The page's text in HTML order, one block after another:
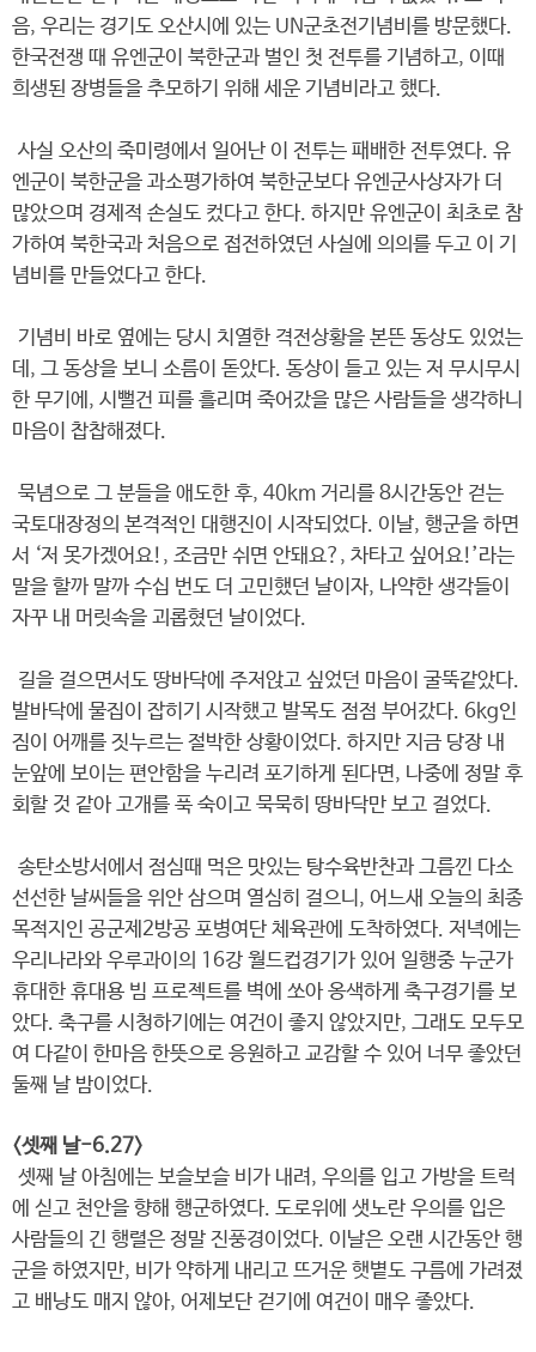
음, 우리는 경기도 오산시에 있는 UN군초전기념비를 방문했다.
한국전쟁 때 유엔군이 북한군과 벌인 첫 전투를 기념하고, 이때
희생된 장병들을 추모하기 위해 세운 기념비라고 했다.
사실 오산의 죽미령에서 일어난 이 전투는 패배한 전투였다. 유
엔군이 북한군을 과소평가하여 북한군보다 유엔군사상자가 더
많았으며 경제적 손실도 컸다고 한다. 하지만 유엔군이 최초로 참
가하여 북한국과 처음으로 접전하였던 사실에 의의를 두고 이 기
념비를 만들었다고 한다.
기념비 바로 옆에는 당시 치열한 격전상황을 본뜬 동상도 있었는
데, 그 동상을 보니 소름이 돋았다. 동상이 들고 있는 저 무시무시
한 무기에, 시뻘건 피를 흘리며 죽어갔을 많은 사람들을 생각하니
마음이 찹찹해졌다.
묵념으로 그 분들을 애도한 후, 40km 거리를 8시간동안 걷는
국토대장정의 본격적인 대행진이 시작되었다. 이날, 행군을 하면
서 ‘저 못가겠어요!, 조금만 쉬면 안돼요?, 차타고 싶어요!’라는
말을 할까 말까 수십 번도 더 고민했던 날이자, 나약한 생각들이
자꾸 내 머릿속을 괴롭혔던 날이었다.
길을 걸으면서도 땅바닥에 주저앉고 싶었던 마음이 굴뚝같았다.
발바닥에 물집이 잡히기 시작했고 발목도 점점 부어갔다. 6kg인
짐이 어깨를 짓누르는 절박한 상황이었다. 하지만 지금 당장 내
눈앞에 보이는 편안함을 누리려 포기하게 된다면, 나중에 정말 후
회할 것 같아 고개를 푹 숙이고 묵묵히 땅바닥만 보고 걸었다.
송탄소방서에서 점심때 먹은 맛있는 탕수육반찬과 그름낀 다소
선선한 날씨들을 위안 삼으며 열심히 걸으니, 어느새 오늘의 최종
목적지인 공군제2방공 포병여단 체육관에 도착하였다. 저녁에는
우리나라와 우루과이의 16강 월드컵경기가 있어 일행중 누군가
휴대한 휴대용 빔 프로젝트를 벽에 쏘아 옹색하게 축구경기를 보
았다. 축구를 시청하기에는 여건이 좋지 않았지만, 그래도 모두모
여 다같이 한마음 한뜻으로 응원하고 교감할 수 있어 너무 좋았던
둘째 날 밤이었다.
<셋째 날-6.27>
셋째 날 아침에는 보슬보슬 비가 내려, 우의를 입고 가방을 트럭
에 싣고 천안을 향해 행군하였다. 도로위에 샛노란 우의를 입은
사람들의 긴 행렬은 정말 진풍경이었다. 이날은 오랜 시간동안 행
군을 하였지만, 비가 약하게 내리고 뜨거운 햇볕도 구름에 가려졌
고 배낭도 매지 않아, 어제보단 걷기에 여건이 매우 좋았다.